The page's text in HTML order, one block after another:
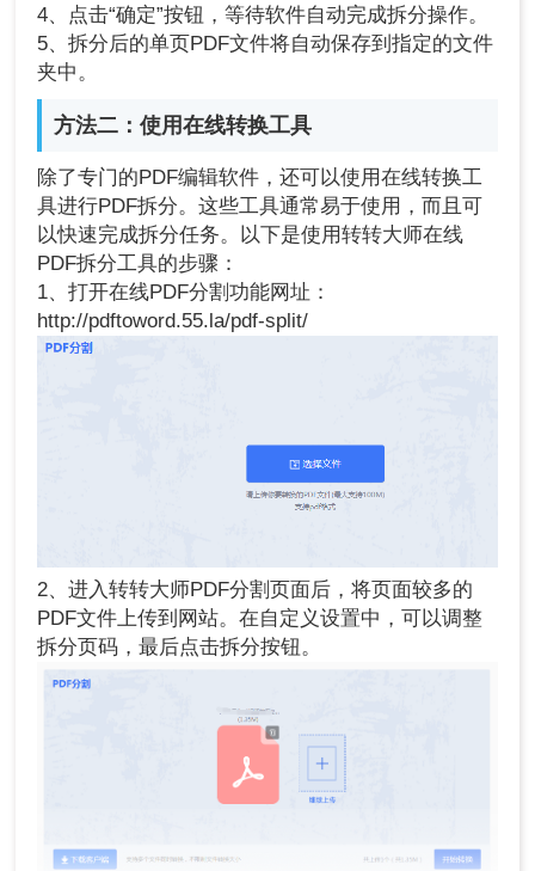
4、点击“确定”按钮，等待软件自动完成拆分操作。
5、拆分后的单页PDF文件将自动保存到指定的文件
夹中。
方法二：使用在线转换工具
除了专门的PDF编辑软件，还可以使用在线转换工
具进行PDF拆分。这些工具通常易于使用，而且可
以快速完成拆分任务。以下是使用转转大师在线
PDF拆分工具的步骤：
1、打开在线PDF分割功能网址：
http://pdftoword.55.la/pdf-split/
2、进入转转大师PDF分割页面后，将页面较多的
PDF文件上传到网站。在自定义设置中，可以调整
拆分页码，最后点击拆分按钮。